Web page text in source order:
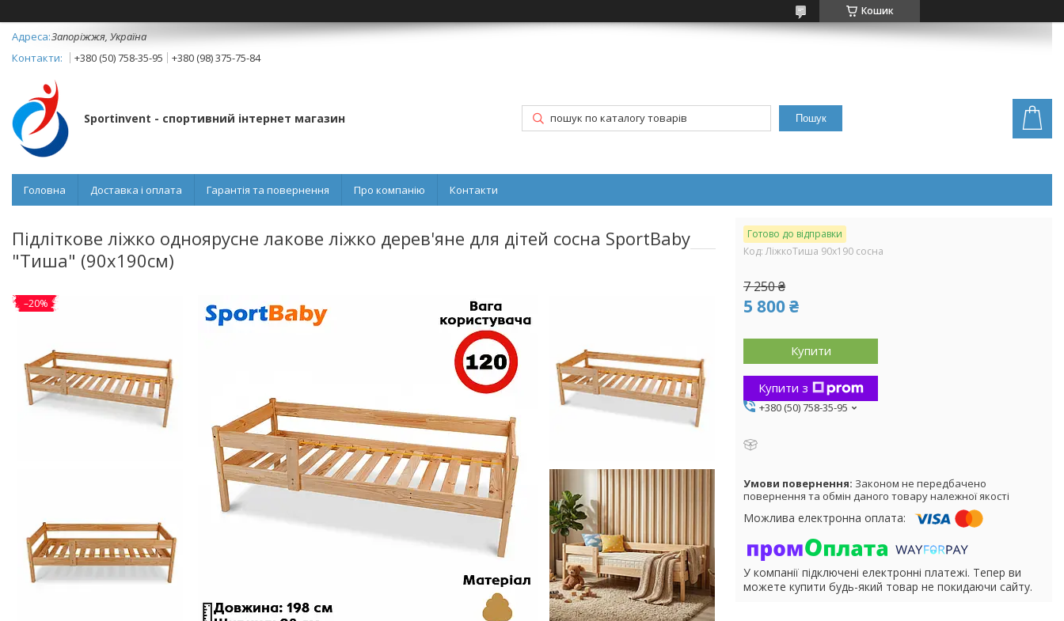
Кошик
Запоріжжя, Україна
+380 (50) 758-35-95
+380 (98) 375-75-84
Sportinvent - спортивний інтернет магазин Пошук
Головна Доставка і оплата Гарантія та повернення Про компанію Контакти
Підліткове ліжко одноярусне лакове ліжко дерев'яне для дітей сосна SportBaby
"Тиша" (90x190см)
–20%
Готово до відправки
Код:ЛіжкоТиша 90х190 сосна
7 250 ₴
5 800 ₴
Купити
Купити з
+380 (50) 758-35-95
Законом не передбачено
повернення та обмін даного товару належної якості
У компанії підключені електронні платежі. Тепер ви
можете купити будь-який товар не покидаючи сайту.